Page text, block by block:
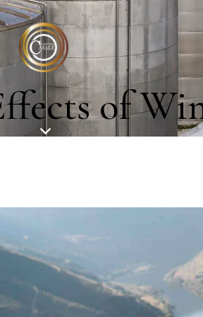
of